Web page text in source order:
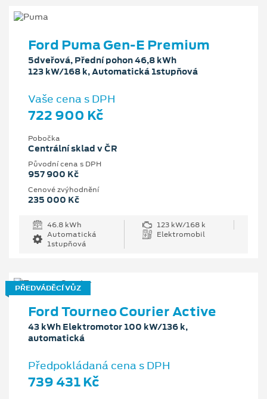
Ford Puma Gen-E Premium
5dveřová, Přední pohon 46,8 kWh
123 kW/168 k, Automatická 1stupňová
Vaše cena s DPH
722 900 Kč
Pobočka
Centrální sklad v ČR
Původní cena s DPH
957 900 Kč
Cenové zvýhodnění
235 000 Kč
46.8 kWh
123 kW/168 k
Automatická
1stupňová
Elektromobil
PŘEDVÁDĚCÍ VŮZ
Ford Tourneo Courier Active
43 kWh Elektromotor 100 kW/136 k,
automatická
Předpokládaná cena s DPH
739 431 Kč